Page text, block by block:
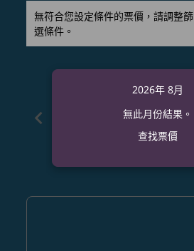
無符合您設定條件的票價，請調整篩
選條件。
chevron_left
2026年 8月
無此月份結果。
查找票價